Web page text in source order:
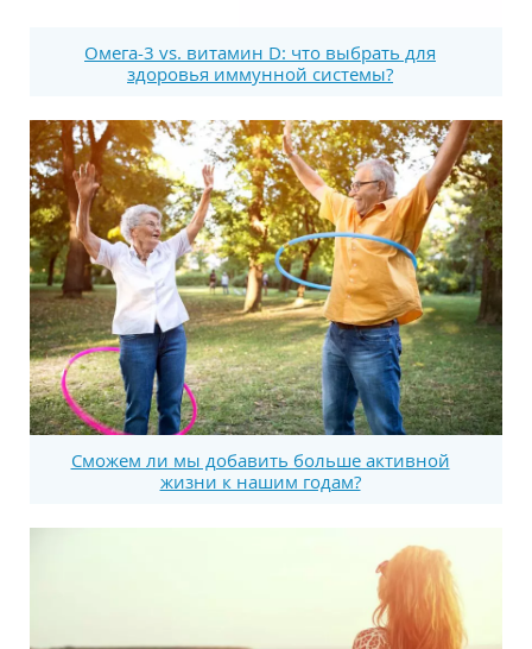
Омега-3 vs. витамин D: что выбрать для
здоровья иммунной системы?
Сможем ли мы добавить больше активной
жизни к нашим годам?